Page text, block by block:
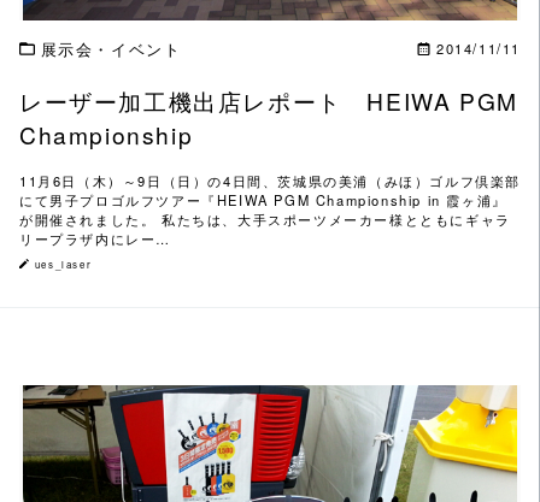
展示会・イベント 2014/11/11
レーザー加工機出店レポート HEIWA PGM
Championship
11月6日（木）～9日（日）の4日間、茨城県の美浦（みほ）ゴルフ倶楽部
にて男子プロゴルフツアー『HEIWA PGM Championship in 霞ヶ浦』
が開催されました。 私たちは、大手スポーツメーカー様とともにギャラ
リープラザ内にレー…
ues_laser